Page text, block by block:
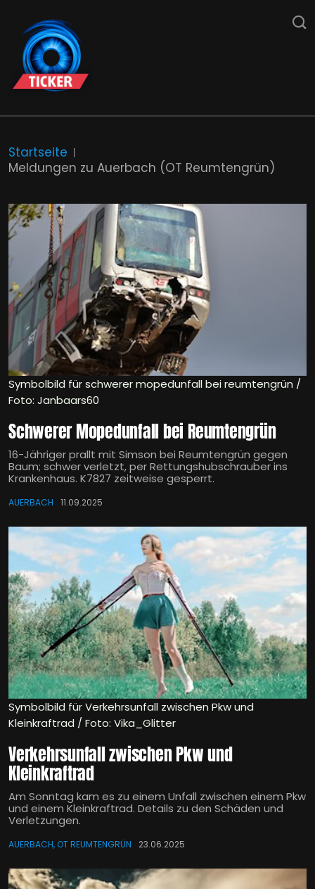
Startseite
Meldungen zu Auerbach (OT Reumtengrün)
Symbolbild für schwerer mopedunfall bei reumtengrün /
Foto: Janbaars60
Schwerer Mopedunfall bei Reumtengrün
16-Jähriger prallt mit Simson bei Reumtengrün gegen
Baum; schwer verletzt, per Rettungshubschrauber ins
Krankenhaus. K7827 zeitweise gesperrt.
AUERBACH 11.09.2025
Symbolbild für Verkehrsunfall zwischen Pkw und
Kleinkraftrad / Foto: Vika_Glitter
Verkehrsunfall zwischen Pkw und
Kleinkraftrad
Am Sonntag kam es zu einem Unfall zwischen einem Pkw
und einem Kleinkraftrad. Details zu den Schäden und
Verletzungen.
AUERBACH, OT REUMTENGRÜN 23.06.2025